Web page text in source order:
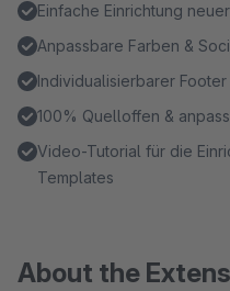
Einfache Einrichtung
Anpassbare Farben &
Individualisierbarer
100% Quelloffen &
Video-Tutorial für die
Templates
About the